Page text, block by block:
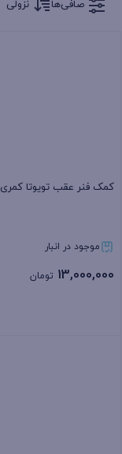
صافی‌ها نزولی
کمک فنر عقب تویوتا کمری 2007 L/R
موجود در انبار
13,000,000 تومان